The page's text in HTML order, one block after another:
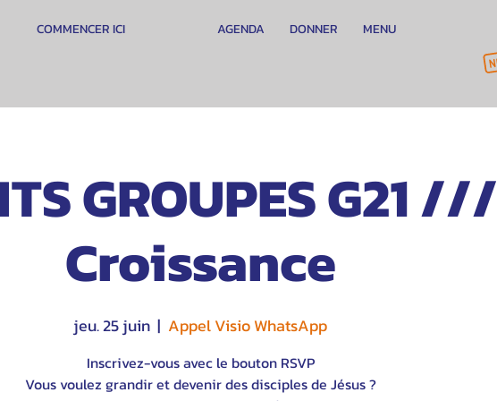
COMMENCER ICI DONNER MENU
AGENDA
GROUPES G21 ///
Croissance
jeu. 25 juin
  |
Appel Visio WhatsApp
Inscrivez-vous avec le bouton RSVP
Vous voulez grandir et devenir des disciples de Jésus ?